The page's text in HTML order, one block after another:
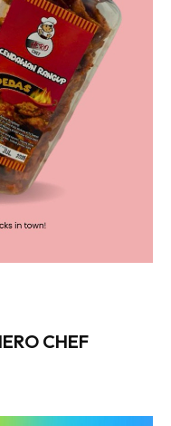
CHEF